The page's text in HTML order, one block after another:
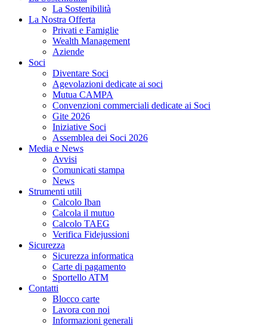
La Sostenibilità
La Nostra Offerta
Privati e Famiglie
Wealth Management
Aziende
Soci
Diventare Soci
Agevolazioni dedicate ai soci
Mutua CAMPA
Convenzioni commerciali dedicate ai Soci
Gite 2026
Iniziative Soci
Assemblea dei Soci 2026
Media e News
Avvisi
Comunicati stampa
News
Strumenti utili
Calcolo Iban
Calcola il mutuo
Calcolo TAEG
Verifica Fidejussioni
Sicurezza
Sicurezza informatica
Carte di pagamento
Sportello ATM
Contatti
Blocco carte
Lavora con noi
Informazioni generali